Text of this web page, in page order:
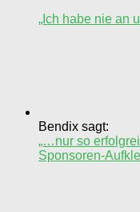
„Ich habe nie an
Bendix sagt:
„…nur so
Sponsoren-